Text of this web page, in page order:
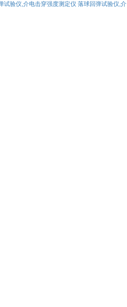
试验仪,介电击穿强度测定仪 落球回弹试验仪,介